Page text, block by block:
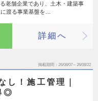
老舗企業であり、土木・建築事
渡る事業基盤を…
詳細へ
掲載期間 26/08/07～26/08/22
し！施工管理｜
◎